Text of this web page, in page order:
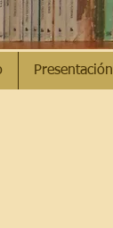
Presentación